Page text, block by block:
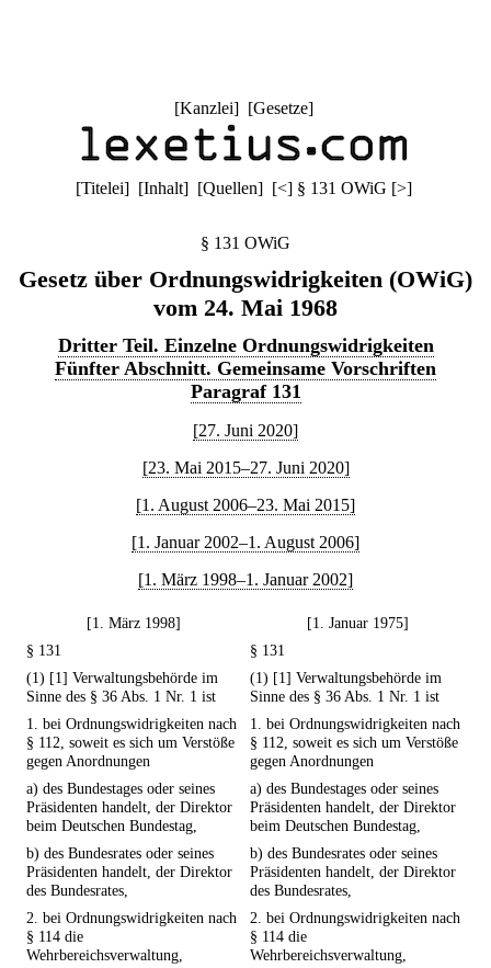
[Kanzlei] [Gesetze]
[Titelei] [Inhalt] [Quellen] [<] § 131 OWiG [>]
§ 131 OWiG
Gesetz über Ordnungswidrigkeiten (OWiG)
vom 24. Mai 1968
Dritter Teil. Einzelne Ordnungswidrigkeiten
Fünfter Abschnitt. Gemeinsame Vorschriften
Paragraf 131
[27. Juni 2020]
[23. Mai 2015–27. Juni 2020]
[1. August 2006–23. Mai 2015]
[1. Januar 2002–1. August 2006]
[1. März 1998–1. Januar 2002]
[1. März 1998]
[1. Januar 1975]
§ 131
§ 131
(1) [1] Verwaltungsbehörde im
Sinne des § 36 Abs. 1 Nr. 1 ist
(1) [1] Verwaltungsbehörde im
Sinne des § 36 Abs. 1 Nr. 1 ist
1. bei Ordnungswidrigkeiten nach
§ 112, soweit es sich um Verstöße
gegen Anordnungen
1. bei Ordnungswidrigkeiten nach
§ 112, soweit es sich um Verstöße
gegen Anordnungen
a) des Bundestages oder seines
Präsidenten handelt, der Direktor
beim Deutschen Bundestag,
a) des Bundestages oder seines
Präsidenten handelt, der Direktor
beim Deutschen Bundestag,
b) des Bundesrates oder seines
Präsidenten handelt, der Direktor
des Bundesrates,
b) des Bundesrates oder seines
Präsidenten handelt, der Direktor
des Bundesrates,
2. bei Ordnungswidrigkeiten nach
§ 114 die
Wehrbereichsverwaltung,
2. bei Ordnungswidrigkeiten nach
§ 114 die
Wehrbereichsverwaltung,